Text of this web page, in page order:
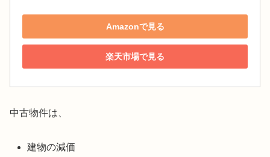
Amazonで見る
楽天市場で見る
中古物件は、
建物の減価